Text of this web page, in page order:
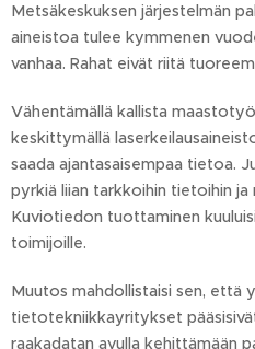
Metsäkeskuksen järjestelmän
aineistoa tulee kymmenen
vanhaa. Rahat eivät riitä
Vähentämällä kallista
keskittymällä
saada ajantasaisempaa tietoa.
pyrkiä liian tarkkoihin tietoihin ja
Kuviotiedon tuottaminen
toimijoille.
Muutos mahdollistaisi sen, että
tietotekniikkayritykset
raakadatan avulla kehittämään